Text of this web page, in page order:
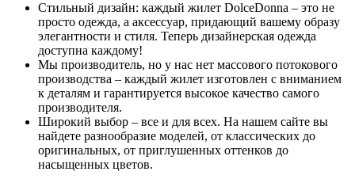
Стильный дизайн: каждый жилет DolceDonna – это не
просто одежда, а аксессуар, придающий вашему образу
элегантности и стиля. Теперь дизайнерская одежда
доступна каждому!
Мы производитель, но у нас нет массового потокового
производства – каждый жилет изготовлен с вниманием
к деталям и гарантируется высокое качество самого
производителя.
Широкий выбор – все и для всех. На нашем сайте вы
найдете разнообразие моделей, от классических до
оригинальных, от приглушенных оттенков до
насыщенных цветов.